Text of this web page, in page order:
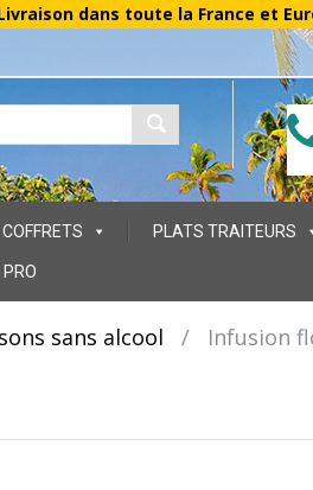
dans toute la France et
COFFRETS PLATS TRAITEURS
sans alcool /
Infusion